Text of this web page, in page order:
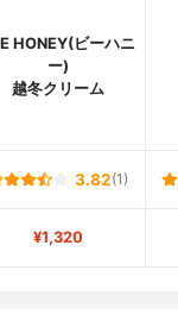
HONEY(ビーハニ
ー)
越冬クリーム
3.82(1)
¥1,320